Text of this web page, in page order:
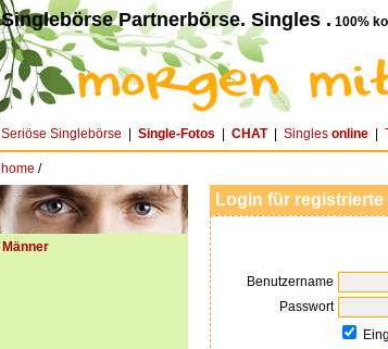
Singlebörse Partnerbörse. Singles . 100%
Seriöse Singlebörse Single-Fotos CHAT| Singles online
home /
Männer
Login für
Benutzername
Passwort